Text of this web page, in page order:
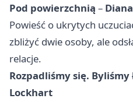
Pod powierzchnią –
Powieść o ukrytych
zbliżyć dwie osoby, ale
relacje.
Rozpadliśmy się. Byliśmy
Lockhart